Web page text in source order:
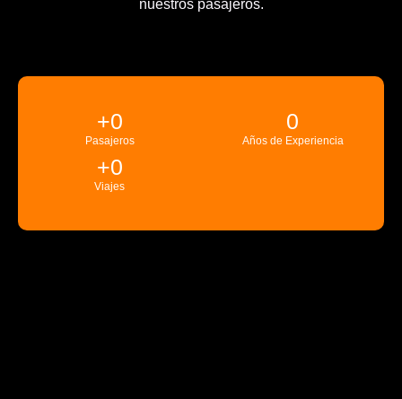
nuestros pasajeros.
Pasajeros
+0
Años de Experiencia
0
Viajes
+0